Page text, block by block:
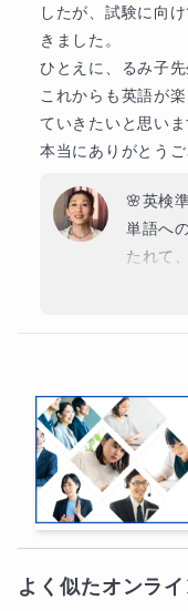
す
「英文法 語
合英語エバ
使用教材の一
したが、試験に向
きました。
ひとえに、るみ子
これからも英語が
ていきたいと思いま
本当にありがとうご
🌸英検
単語へ
たれて
ださい
よく似たオンラ